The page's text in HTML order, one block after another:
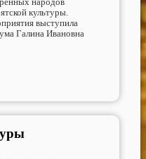
народов
культуры.
выступила
Галина Ивановна